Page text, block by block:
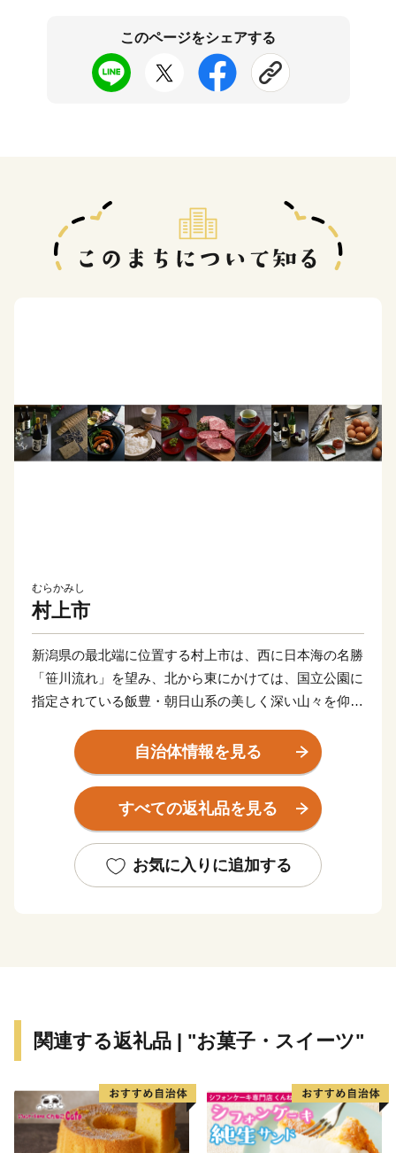
このページをシェアする
むらかみし
村上市
新潟県の最北端に位置する村上市は、西に日本海の名勝
「笹川流れ」を望み、北から東にかけては、国立公園に
指定されている飯豊・朝日山系の美しく深い山々を仰ぐ
また、古くからの城下町として知られ、「瀬波温泉」か
らは日本海の美しい夕日が一望できます。
秋になると「三面川」には鮭が遡上し、古くから鮭を守
り大切にしてきた「鮭・酒・人情（さけ・さけ・なさ
えています。
豊かな自然の中で徹底的にこだわった飼料で育てられた
「村上牛」。
2度も日本一となったその肉質は、色鮮やかで風味が良
自治体情報を見る
すべての返礼品を見る
お気に入りに追加する
関連する返礼品 | "お菓子・スイーツ"